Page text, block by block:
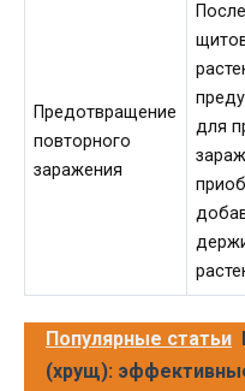
Предотвращение
повторного
заражения
для
Популярные статьи
(хрущ):